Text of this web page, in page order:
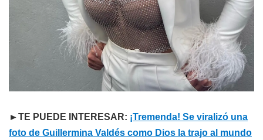
►TE PUEDE INTERESAR: ¡Tremenda! Se viralizó una
foto de Guillermina Valdés como Dios la trajo al mundo